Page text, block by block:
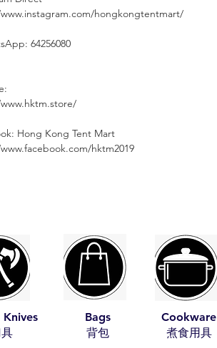
hongkongtentmart/
64256080
Hong Kong Tent Mart⠀⠀⠀
hktm2019⠀⠀
Bags
​背包
Cookware
​煮食用具